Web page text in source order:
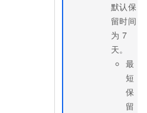
默认保
留时间
为 7
天。
最
短
保
留